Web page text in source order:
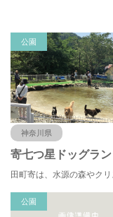
公園
神奈川県
寄七つ星ドッグラン
公園